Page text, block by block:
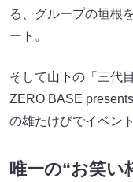
る、グループの垣根
ート。
そして山下の「三代
ZERO BASE
の雄たけびでイベン
唯一の“お笑い